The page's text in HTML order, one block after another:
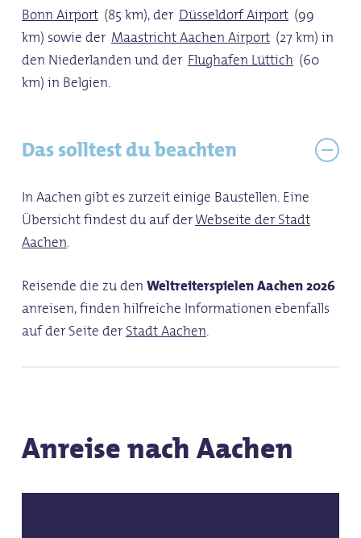
Bonn Airport (85 km), derDüsseldorf Airport (99
km) sowie derMaastricht Aachen Airport (27 km) in
den Niederlanden und derFlughafen Lüttich (60
km) in Belgien.
Das solltest du beachten
In Aachen gibt es zurzeit einige Baustellen. Eine
Übersicht findest du auf derWebseite der Stadt
Aachen.
Reisende die zu denWeltreiterspielen Aachen 2026
anreisen, finden hilfreiche Informationen ebenfalls
auf der Seite derStadt Aachen.
Anreise nach Aachen